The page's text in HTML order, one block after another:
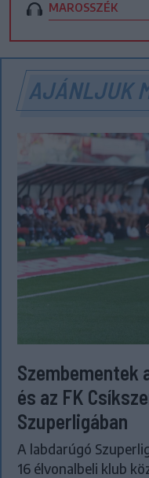
MAROSSZÉK
AJÁNLJUK
Szembementek
és az FK
Szuperligában
A labdarúgó
16 élvonalbeli klub